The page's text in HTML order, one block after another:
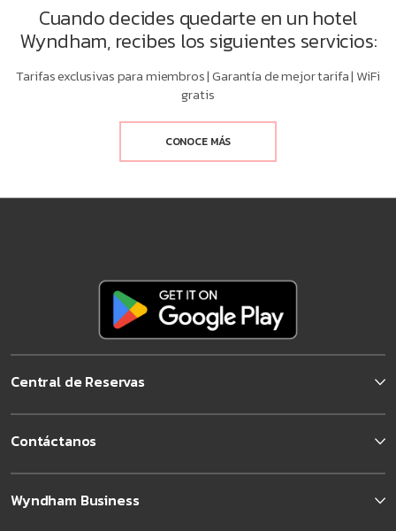
Cuando decides quedarte en un hotel
Wyndham, recibes los siguientes servicios:
Tarifas exclusivas para miembros | Garantía de mejor tarifa | WiFi
gratis
CONOCE MÁS
Central de Reservas
Contáctanos
Wyndham Business